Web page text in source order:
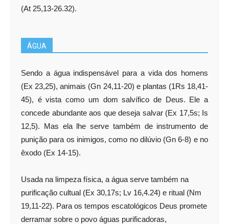
(At 25,13-26.32).
ÁGUA
Sendo a água indispensável para a vida dos homens
(Ex 23,25), animais (Gn 24,11-20) e plantas (1Rs 18,41-
45), é vista como um dom salvífico de Deus. Ele a
concede abundante aos que deseja salvar (Ex 17,5s; Is
12,5). Mas ela lhe serve também de instrumento de
punição para os inimigos, como no dilúvio (Gn 6-8) e no
êxodo (Ex 14-15).
Usada na limpeza física, a água serve também na
purificação cultual (Ex 30,17s; Lv 16,4.24) e ritual (Nm
19,11-22). Para os tempos escatológicos Deus promete
derramar sobre o povo águas purificadoras,